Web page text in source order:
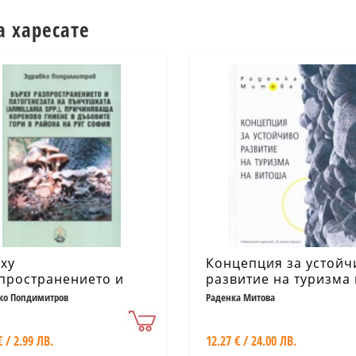
и
на
кореново
в дъбовите гори
Попдимитров
/ 2.99 ЛВ.
Концепция за
развитие на туризма
Витоша
Раденка Митова
12.27 € / 24.00 ЛВ.